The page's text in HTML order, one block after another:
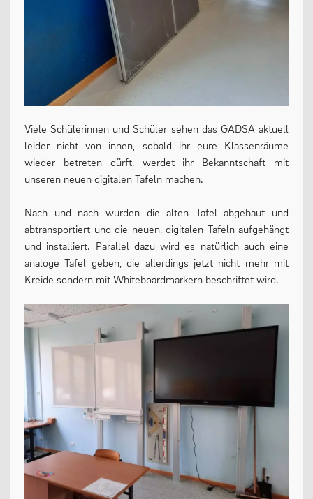
Fächer
Erprobungsstufe
Oberstufe
Forschung
SERVICE
Anfahrt
Krankmeldung
Downloads
Stundenpläne
Kontakt
Viele Schülerinnen und Schüler sehen das GADSA aktuell
leider nicht von innen, sobald ihr eure Klassenräume
wieder betreten dürft, werdet ihr Bekanntschaft mit
unseren neuen digitalen Tafeln machen.
Nach und nach wurden die alten Tafel abgebaut und
abtransportiert und die neuen, digitalen Tafeln aufgehängt
und installiert. Parallel dazu wird es natürlich auch eine
analoge Tafel geben, die allerdings jetzt nicht mehr mit
Kreide sondern mit Whiteboardmarkern beschriftet wird.